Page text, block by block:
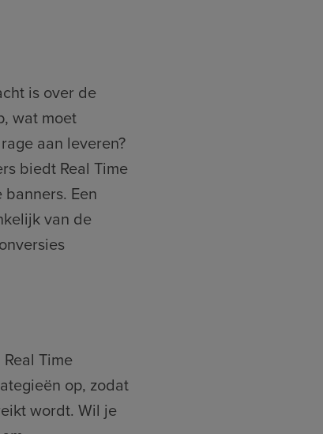
is over de
wat moet
aan leveren?
biedt Real Time
Een
van de
Time
op, zodat
wordt. Wil je